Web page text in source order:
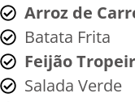
Arroz de
Batata Frita
Feijão
Salada Verde